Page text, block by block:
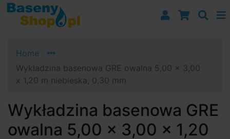
Przejdź do nawigacji
Przejdź do treści
Przejdź do paska bocznego
Home
Wykładzina basenowa GRE owalna 5,00 x 3,00
x 1,20 m niebieska, 0,30 mm
Wykładzina basenowa GRE
owalna 5,00 x 3,00 x 1,20